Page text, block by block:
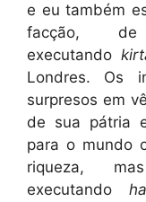
e eu também
facção,
executando
Londres. Os
surpresos em
de sua pátria
para o mundo
riqueza,
executando